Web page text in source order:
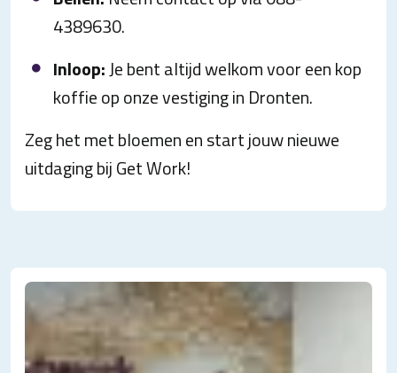
4389630.
Inloop:Je bent altijd welkom voor een kop
koffie op onze vestiging in Dronten.
Zeg het met bloemen en start jouw nieuwe
uitdaging bij Get Work!